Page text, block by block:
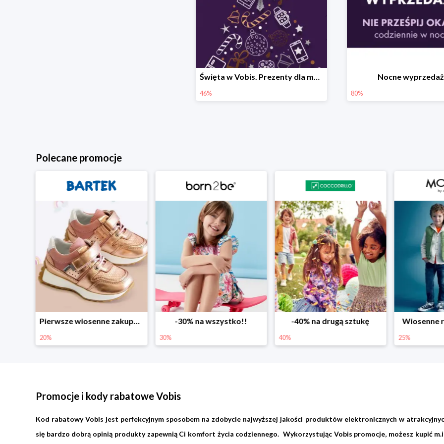
Święta w Vobis. Prezenty dla małych i dużych do -46%
46%
Nocne
80%
Polecane promocje
Pierwsze wiosenne zakupy -20%
20%
-30% na wszystko!!
30%
-40% na drugą sztukę
40%
Wiosenne
25%
Promocje i kody rabatowe Vobis
Kod rabatowy Vobis jest perfekcyjnym sposobem na zdobycie najwyższej jakości produktów elektronicznych w
się bardzo dobrą opinią produkty zapewnią Ci komfort życia codziennego. Wykorzystując Vobis promocje, możesz kupić